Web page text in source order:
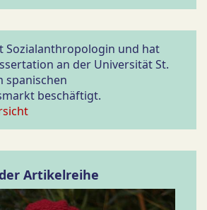
Sozialanthropologin und hat
an der Universität St.
spanischen
beschäftigt.
Artikelreihe